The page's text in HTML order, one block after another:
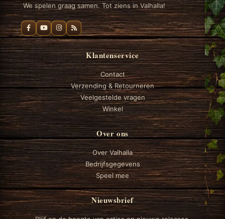
We spelen graag samen. Tot ziens in Valhalla!
Klantenservice
Contact
Verzending & Retourneren
Veelgestelde vragen
Winkel
Over ons
Over Valhalla
Bedrijfsgegevens
Speel mee
Nieuwsbrief